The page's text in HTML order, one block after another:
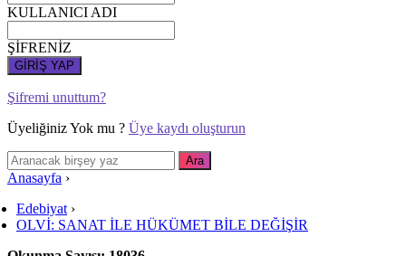
KULLANICI ADI
ŞİFRENİZ
GİRİŞ YAP
Şifremi unuttum?
Üyeliğiniz Yok mu ? Üye kaydı oluşturun
Anasayfa ›
Edebiyat ›
OLVİ: SANAT İLE HÜKÜMET BİLE DEĞİŞİR